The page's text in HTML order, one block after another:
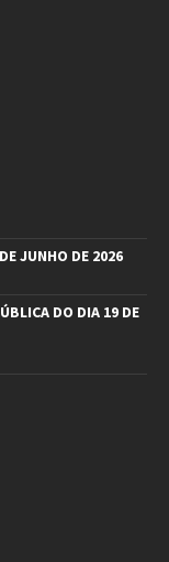
JUNHO DE 2026
DO DIA 19 DE